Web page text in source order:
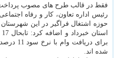
فقط در قالب طرح های مصوب
رئیس اداره تعاون، كار و رفاه
برای
شده اند.